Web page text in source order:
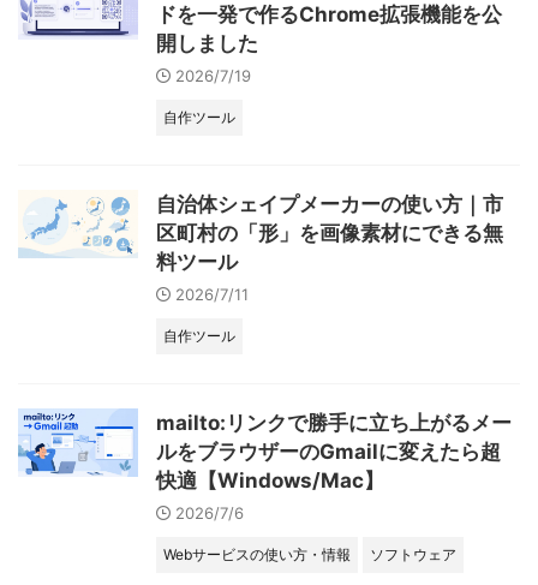
ドを一発で作るChrome拡張機能を公
開しました
2026/7/19
自作ツール
自治体シェイプメーカーの使い方｜市
区町村の「形」を画像素材にできる無
料ツール
2026/7/11
自作ツール
mailto:リンクで勝手に立ち上がるメー
ルをブラウザーのGmailに変えたら超
快適【Windows/Mac】
2026/7/6
Webサービスの使い方・情報 ソフトウェア